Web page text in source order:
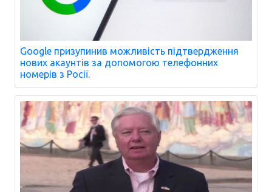
Google призупинив можливість підтвердження
нових акаунтів за допомогою телефонних
номерів з Росії.